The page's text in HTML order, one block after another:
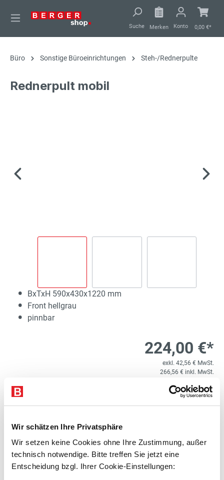
Wir schätzen Ihre Privatsphäre
Wir setzen keine Cookies ohne Ihre Zustimmung, außer
technisch notwendige. Bitte treffen Sie jetzt eine
Entscheidung bzgl. Ihrer Cookie-Einstellungen:
springen
Suche Merken Konto 0,00 €*
Büro Sonstige Büroeinrichtungen Steh-/Rednerpulte
Rednerpult mobil
BxTxH 590x430x1220 mm
Front hellgrau
pinnbar
224,00 €*
exkl. 42,56 € MwSt.
266,56 € inkl. MwSt.
Lieferzeit 10 Werktage
Kostenloser Versand
Produkt Anzahl: Gib den gewünschten
Artikelnummer: E6472422-BS